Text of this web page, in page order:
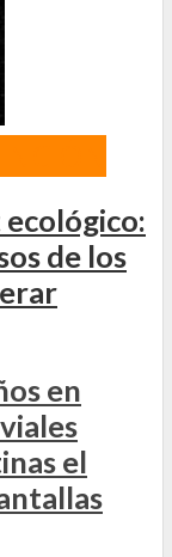
de los
en
el